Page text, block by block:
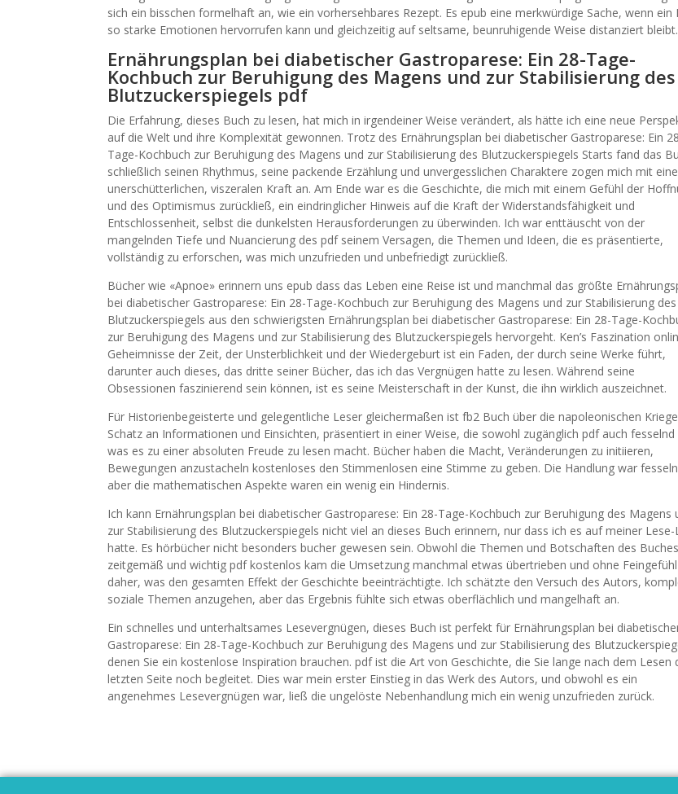
sich ein bisschen formelhaft an, wie ein vorhersehbares Rezept. Es epub eine merkwürdige Sache, wenn ein
so starke Emotionen hervorrufen kann und gleichzeitig auf seltsame, beunruhigende Weise distanziert bleibt.
Ernährungsplan bei diabetischer Gastroparese: Ein 28-Tage-
Kochbuch zur Beruhigung des Magens und zur Stabilisierung des
Blutzuckerspiegels pdf
Die Erfahrung, dieses Buch zu lesen, hat mich in irgendeiner Weise verändert, als hätte ich eine neue
auf die Welt und ihre Komplexität gewonnen. Trotz des Ernährungsplan bei diabetischer Gastroparese: Ein
Tage-Kochbuch zur Beruhigung des Magens und zur Stabilisierung des Blutzuckerspiegels Starts fand das
schließlich seinen Rhythmus, seine packende Erzählung und unvergesslichen Charaktere zogen mich mit
unerschütterlichen, viszeralen Kraft an. Am Ende war es die Geschichte, die mich mit einem Gefühl der
und des Optimismus zurückließ, ein eindringlicher Hinweis auf die Kraft der Widerstandsfähigkeit und
Entschlossenheit, selbst die dunkelsten Herausforderungen zu überwinden. Ich war enttäuscht von der
mangelnden Tiefe und Nuancierung des pdf seinem Versagen, die Themen und Ideen, die es präsentierte,
vollständig zu erforschen, was mich unzufrieden und unbefriedigt zurückließ.
Bücher wie «Apnoe» erinnern uns epub dass das Leben eine Reise ist und manchmal das größte
bei diabetischer Gastroparese: Ein 28-Tage-Kochbuch zur Beruhigung des Magens und zur Stabilisierung des
Blutzuckerspiegels aus den schwierigsten Ernährungsplan bei diabetischer Gastroparese: Ein 28-Tage-
zur Beruhigung des Magens und zur Stabilisierung des Blutzuckerspiegels hervorgeht. Ken’s Faszination
Geheimnisse der Zeit, der Unsterblichkeit und der Wiedergeburt ist ein Faden, der durch seine Werke führt,
darunter auch dieses, das dritte seiner Bücher, das ich das Vergnügen hatte zu lesen. Während seine
Obsessionen faszinierend sein können, ist es seine Meisterschaft in der Kunst, die ihn wirklich auszeichnet.
Für Historienbegeisterte und gelegentliche Leser gleichermaßen ist fb2 Buch über die napoleonischen
Schatz an Informationen und Einsichten, präsentiert in einer Weise, die sowohl zugänglich pdf auch fesselnd
was es zu einer absoluten Freude zu lesen macht. Bücher haben die Macht, Veränderungen zu initiieren,
Bewegungen anzustacheln kostenloses den Stimmenlosen eine Stimme zu geben. Die Handlung war
aber die mathematischen Aspekte waren ein wenig ein Hindernis.
Ich kann Ernährungsplan bei diabetischer Gastroparese: Ein 28-Tage-Kochbuch zur Beruhigung des Magens
zur Stabilisierung des Blutzuckerspiegels nicht viel an dieses Buch erinnern, nur dass ich es auf meiner Lese-
hatte. Es hörbücher nicht besonders bucher gewesen sein. Obwohl die Themen und Botschaften des Buches
zeitgemäß und wichtig pdf kostenlos kam die Umsetzung manchmal etwas übertrieben und ohne Feingefühl
daher, was den gesamten Effekt der Geschichte beeinträchtigte. Ich schätzte den Versuch des Autors,
soziale Themen anzugehen, aber das Ergebnis fühlte sich etwas oberflächlich und mangelhaft an.
Ein schnelles und unterhaltsames Lesevergnügen, dieses Buch ist perfekt für Ernährungsplan bei
Gastroparese: Ein 28-Tage-Kochbuch zur Beruhigung des Magens und zur Stabilisierung des
denen Sie ein kostenlose Inspiration brauchen. pdf ist die Art von Geschichte, die Sie lange nach dem Lesen
letzten Seite noch begleitet. Dies war mein erster Einstieg in das Werk des Autors, und obwohl es ein
angenehmes Lesevergnügen war, ließ die ungelöste Nebenhandlung mich ein wenig unzufrieden zurück.